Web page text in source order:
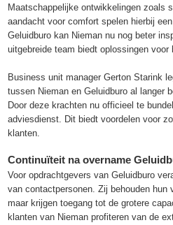
Maatschappelijke ontwikkelingen zoals
aandacht voor comfort spelen hierbij
Geluidburo kan Nieman nu nog beter
uitgebreide team biedt oplossingen
Business unit manager Gerton Starink
tussen Nieman en Geluidburo al langer
Door deze krachten nu officieel te
adviesdienst. Dit biedt voordelen voor
klanten.
Continuïteit na overname
Voor opdrachtgevers van Geluidburo
van contactpersonen. Zij behouden hun
maar krijgen toegang tot de grotere
klanten van Nieman profiteren van de